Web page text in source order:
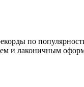
по
и лаконичным